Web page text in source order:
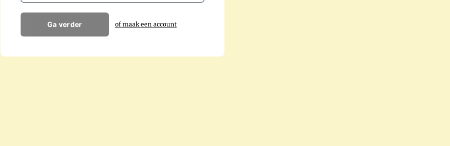
Ga verder of maak een account